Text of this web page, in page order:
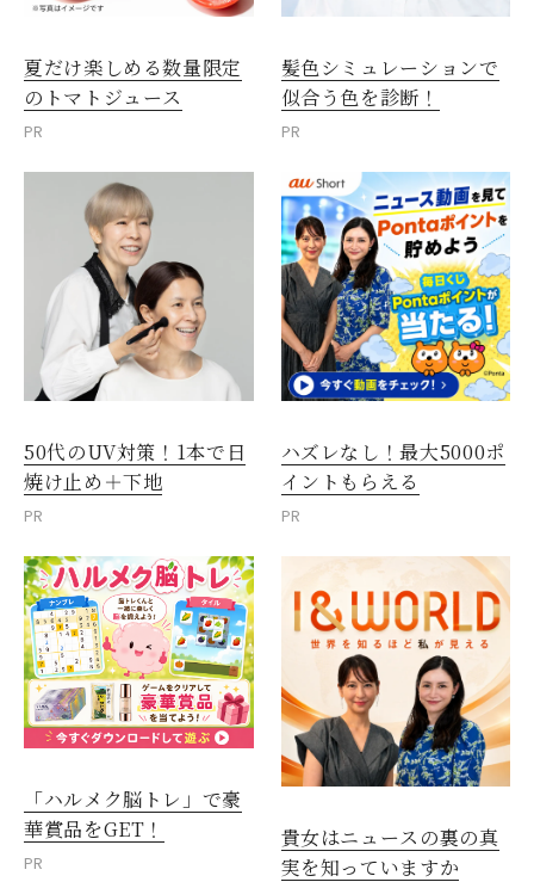
夏だけ楽しめる数量限定
のトマトジュース
PR
髪色シミュレーションで
似合う色を診断！
PR
50代のUV対策！1本で日
焼け止め＋下地
PR
ハズレなし！最大5000ポ
イントもらえる
PR
「ハルメク脳トレ」で豪
華賞品をGET！
PR
貴女はニュースの裏の真
実を知っていますか